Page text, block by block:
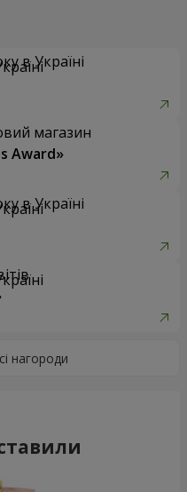
в Україні
магазин
Award»
в Україні